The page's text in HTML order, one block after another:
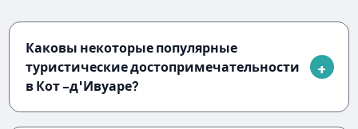
Каковы некоторые популярные
туристические достопримечательности
в Кот -д'Ивуаре?